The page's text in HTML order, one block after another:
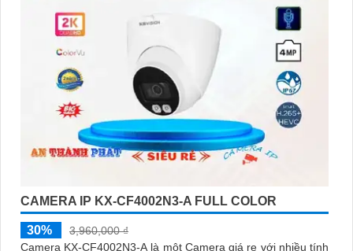
CAMERA IP KX-CF4002N3-A FULL COLOR
30%
3,960,000 ₫
Camera KX-CF4002N3-A là một Camera giá re với nhiều tính